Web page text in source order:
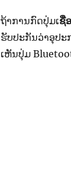
ຖ້າການກົດປຸ່ມ​ເຊື່
ຮັບປະກັນວ່າອຸປະ
ເຫັນປຸ່ມ